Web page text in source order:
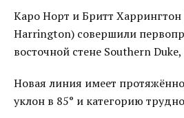
Каро Норт и Бритт
Harrington) совершили
восточной стене Southern
Новая линия имеет
уклон в 85° и категорию